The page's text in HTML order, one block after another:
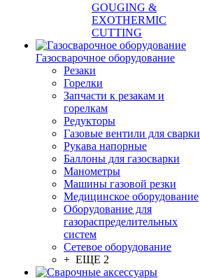
GOUGING &
EXOTHERMIC
CUTTING
Газосварочное оборудование
Резаки
Горелки
Запчасти к резакам и
горелкам
Редукторы
Газовые вентили для сварки
Рукава напорные
Баллоны для газосварки
Манометры
Машины газовой резки
Медицинское оборудование
Оборудование для
газораспределительных
систем
Сетевое оборудование
+ ЕЩЕ 2